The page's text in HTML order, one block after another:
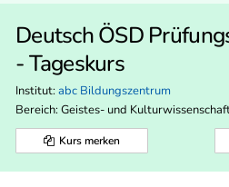
Deutsch ÖSD
- Tageskurs
Institut: abc Bildungszentrum
Bereich: Geistes- und
Kurs merken